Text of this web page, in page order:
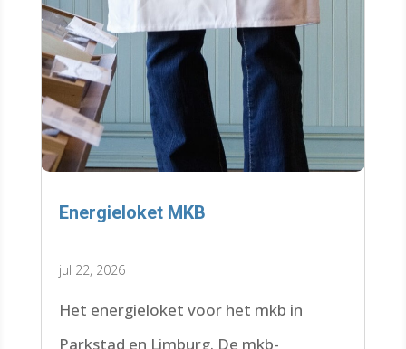
Energieloket MKB
jul 22, 2026
Het energieloket voor het mkb in
Parkstad en Limburg. De mkb-